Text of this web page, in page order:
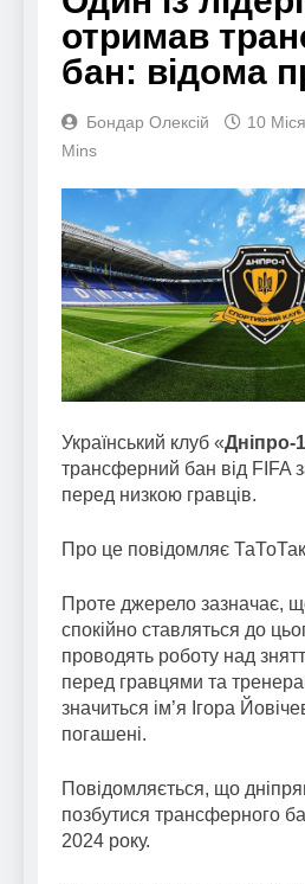
отримав
бан: відома
Бондар Олексій 10
Mins
Український клуб «Дніпро-1
трансферний бан від FIFA
перед низкою гравців.
Про це повідомляє
Проте джерело зазначає,
спокійно ставляться до
проводять роботу над
перед гравцями та
значиться ім’я Ігора
погашені.
Повідомляється, що
позбутися трансферного
2024 року.